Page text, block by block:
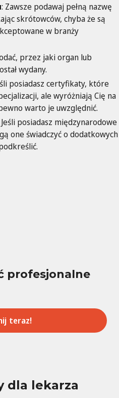
: Zawsze podawaj pełną nazwę
skrótowców, chyba że są
w branży
przez jaki organ lub
wydany.
posiadasz certyfikaty, które
ale wyróżniają Cię na
warto je uwzględnić.
Jeśli posiadasz międzynarodowe
one świadczyć o dodatkowych
profesjonalne
teraz!
dla lekarza